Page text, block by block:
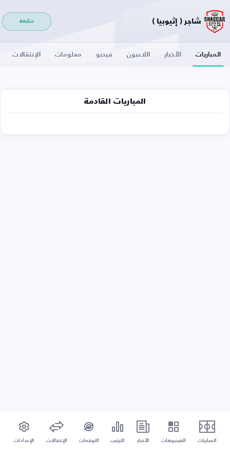
شاجر ( إثيوبيا ) متابعة
المباريات الأخبار اللاعبون فيديو معلومات الإنتقالات
المباريات القادمة
المباريات الفيديوهات الأخبار الترتيب التوقعات الإنتقالات الإعدادات